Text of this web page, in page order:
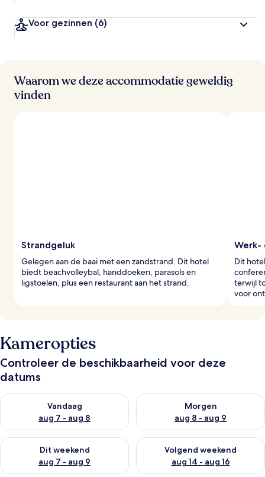
Voor gezinnen (6)
Waarom we deze accommodatie geweldig
vinden
Strandgeluk
Gelegen aan de baai met een zandstrand. Dit hotel
biedt beachvolleybal, handdoeken, parasols en
ligstoelen, plus een restaurant aan het strand.
Werk-
Dit
terwijl
voor
Kameropties
Controleer de beschikbaarheid voor deze
datums
Vandaag
aug 7 - aug 8
De beschikbaarheid controleren voor vanavond aug 7 - aug 8
Morgen
aug 8 - aug 9
De beschikbaarheid
Dit weekend
aug 7 - aug 9
De beschikbaarheid controleren voor dit weekend aug 7 -
Volgend weekend
aug 14 - aug 16
De beschikbaarheid